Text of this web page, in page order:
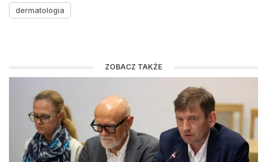
dermatologia
ZOBACZ TAKŻE